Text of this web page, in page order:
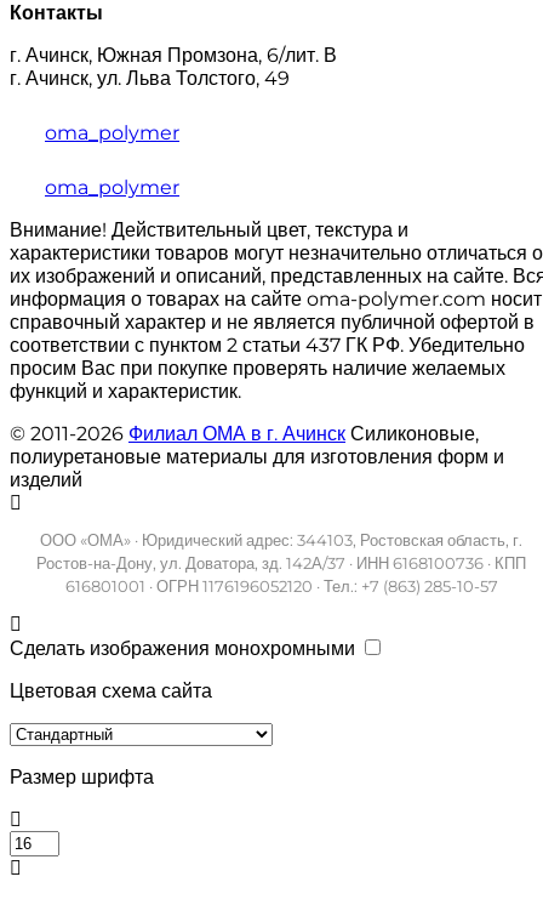
Контакты
г. Ачинск, Южная Промзона, 6/лит. В
г. Ачинск, ул. Льва Толстого, 49
oma_polymer
oma_polymer
Внимание! Действительный цвет, текстура и
характеристики товаров могут незначительно отличаться
их изображений и описаний, представленных на сайте.
информация о товарах на сайте oma-polymer.com носит
справочный характер и не является публичной офертой в
соответствии с пунктом 2 статьи 437 ГК РФ. Убедительно
просим Вас при покупке проверять наличие желаемых
функций и характеристик.
© 2011-2026 Филиал ОМА в г. Ачинск Силиконовые,
полиуретановые материалы для изготовления форм и
изделий
ООО «ОМА» · Юридический адрес: 344103, Ростовская область, г.
Ростов-на-Дону, ул. Доватора, зд. 142А/37 · ИНН 6168100736 · КПП
616801001 · ОГРН 1176196052120 · Тел.: +7 (863) 285-10-57
Сделать изображения монохромными
Цветовая схема сайта
Размер шрифта